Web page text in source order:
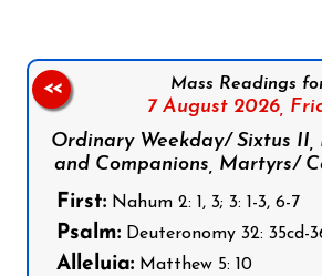
Mass Readings
7 August 2026,
Ordinary Weekday/ Sixtus II,
and Companions, Martyrs/
First: Nahum 2: 1, 3; 3: 1-3, 6-7
Psalm: Deuteronomy 32: 35cd-
Alleluia: Matthew 5: 10
<<